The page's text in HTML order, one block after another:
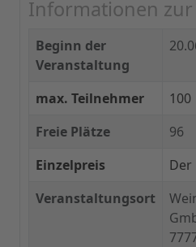
Informationen
Beginn der
Veranstaltung
max. Teilnehmer
100
Freie Plätze
96
Einzelpreis
Veranstaltungsort